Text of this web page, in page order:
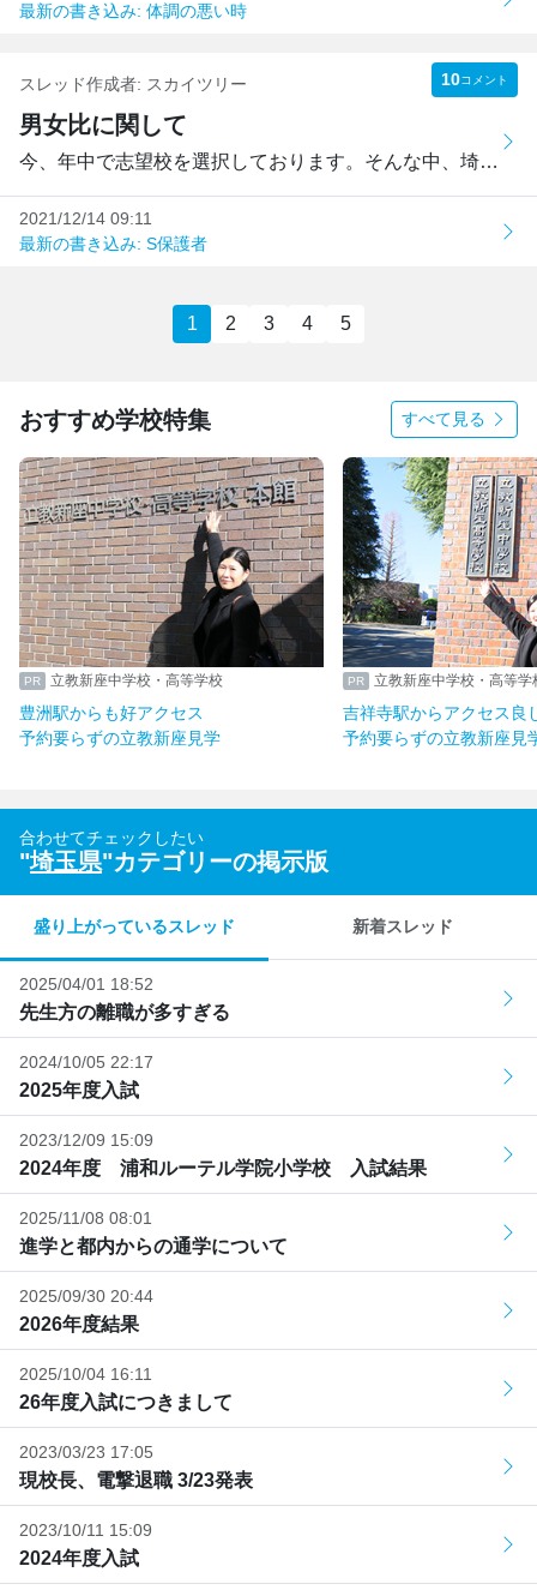
最新の書き込み: 体調の悪い時
スレッド作成者: スカイツリー 10コメント
男女比に関して
今、年中で志望校を選択しております。そんな中、埼玉寄り都...
2021/12/14 09:11
最新の書き込み: S保護者
1 2 3 4 5
おすすめ学校特集 すべて見る
立教新座中学校・高等学校
豊洲駅からも好アクセス
予約要らずの立教新座見学
立教新座中学校・高等学
吉祥寺駅からアクセス良
予約要らずの立教新座見
合わせてチェックしたい
"埼玉県"カテゴリーの掲示版
盛り上がっているスレッド 新着スレッド
2025/04/01 18:52
先生方の離職が多すぎる
2024/10/05 22:17
2025年度入試
2023/12/09 15:09
2024年度 浦和ルーテル学院小学校 入試結果
2025/11/08 08:01
進学と都内からの通学について
2025/09/30 20:44
2026年度結果
2025/10/04 16:11
26年度入試につきまして
2023/03/23 17:05
現校長、電撃退職 3/23発表
2023/10/11 15:09
2024年度入試